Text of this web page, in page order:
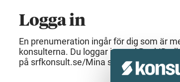
Logga in
En prenumeration ingår för dig som är
konsulterna. Du loggar in med BankID
på srfkonsult.se/Mina sidor